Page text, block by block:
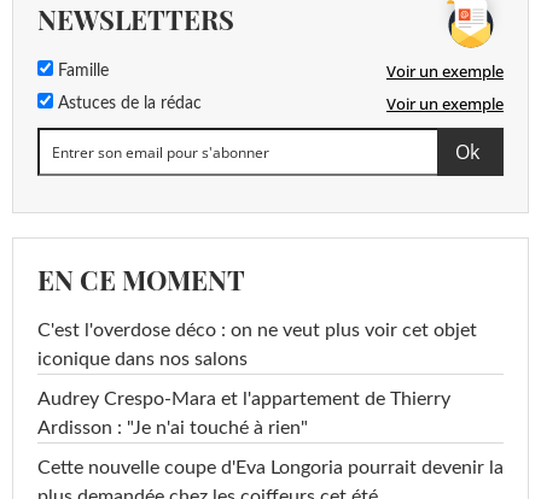
NEWSLETTERS
Famille Voir un exemple
Astuces de la rédac Voir un exemple
EN CE MOMENT
C'est l'overdose déco : on ne veut plus voir cet objet
iconique dans nos salons
Audrey Crespo-Mara et l'appartement de Thierry
Ardisson : "Je n'ai touché à rien"
Cette nouvelle coupe d'Eva Longoria pourrait devenir la